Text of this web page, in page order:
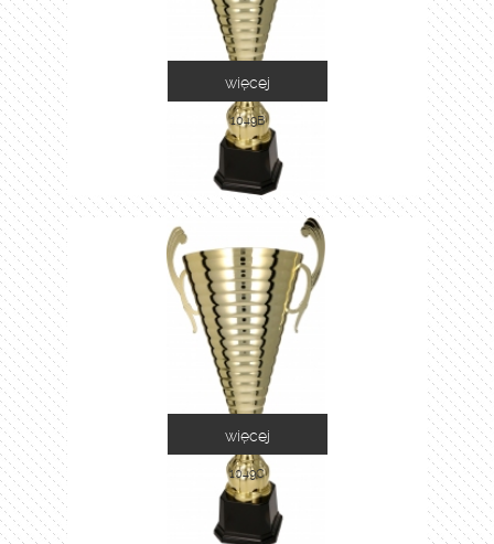
1049B
więcej
1049C
więcej